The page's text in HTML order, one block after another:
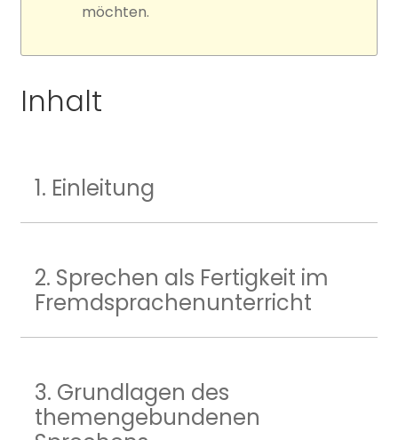
möchten.
Inhalt
1. Einleitung
2. Sprechen als Fertigkeit im
Fremdsprachenunterricht
3. Grundlagen des
themengebundenen